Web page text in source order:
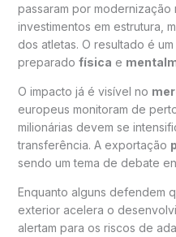
passaram por modernização
investimentos em estrutura,
dos atletas. O resultado é
preparado física e
O impacto já é visível no
europeus monitoram de
milionárias devem se
transferência. A exportação
sendo um tema de debate
Enquanto alguns defendem
exterior acelera o
alertam para os riscos de